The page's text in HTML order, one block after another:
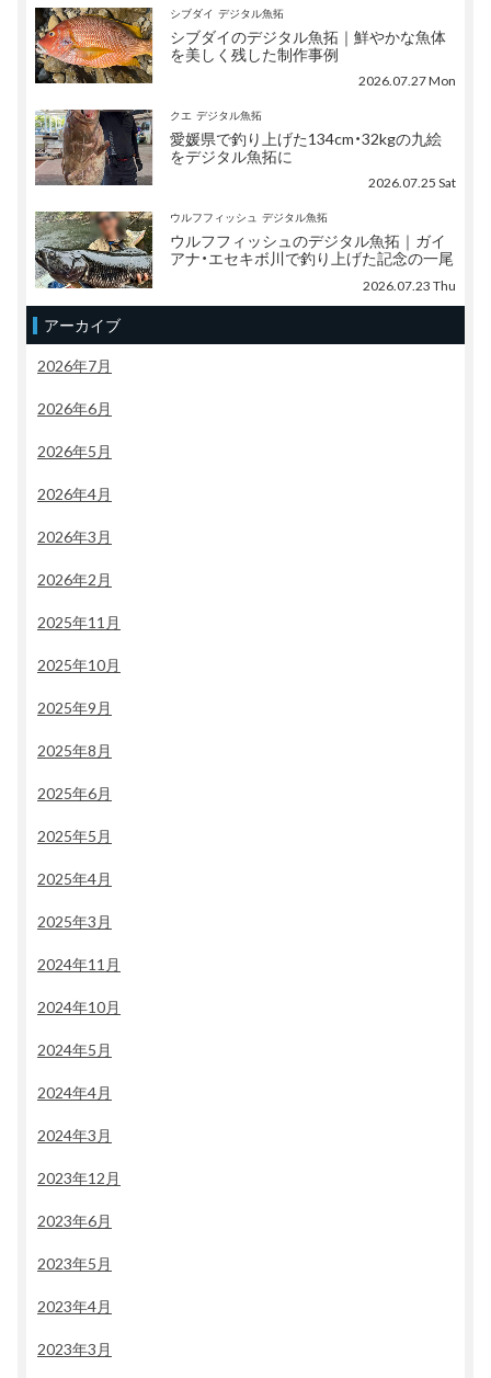
シブダイ デジタル魚拓
シブダイのデジタル魚拓｜鮮やかな魚体
を美しく残した制作事例
2026.07.27 Mon
クエ デジタル魚拓
愛媛県で釣り上げた134cm・32kgの九絵
をデジタル魚拓に
2026.07.25 Sat
ウルフフィッシュ デジタル魚拓
ウルフフィッシュのデジタル魚拓｜ガイ
アナ・エセキボ川で釣り上げた記念の一尾
2026.07.23 Thu
アーカイブ
2026年7月
2026年6月
2026年5月
2026年4月
2026年3月
2026年2月
2025年11月
2025年10月
2025年9月
2025年8月
2025年6月
2025年5月
2025年4月
2025年3月
2024年11月
2024年10月
2024年5月
2024年4月
2024年3月
2023年12月
2023年6月
2023年5月
2023年4月
2023年3月